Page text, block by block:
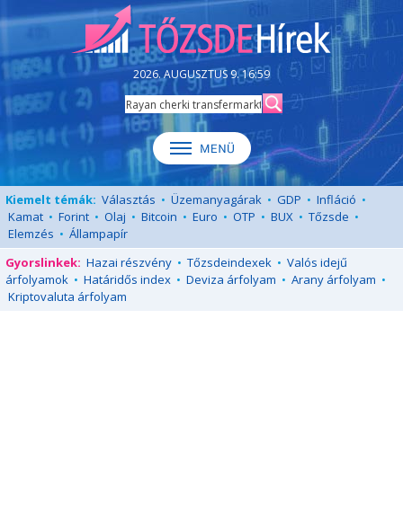
2026. AUGUSZTUS 9. 16:59
Kiemelt témák: Választás • Üzemanyagárak • GDP • Infláció •
Kamat • Forint • Olaj • Bitcoin • Euro • OTP • BUX • Tőzsde •
Elemzés • Állampapír
Gyorslinkek: Hazai részvény • Tőzsdeindexek • Valós idejű
árfolyamok • Határidős index • Deviza árfolyam • Arany árfolyam •
Kriptovaluta árfolyam